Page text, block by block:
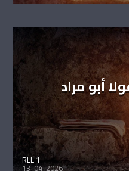
أبو مراد
RLL 1
13-04-2026